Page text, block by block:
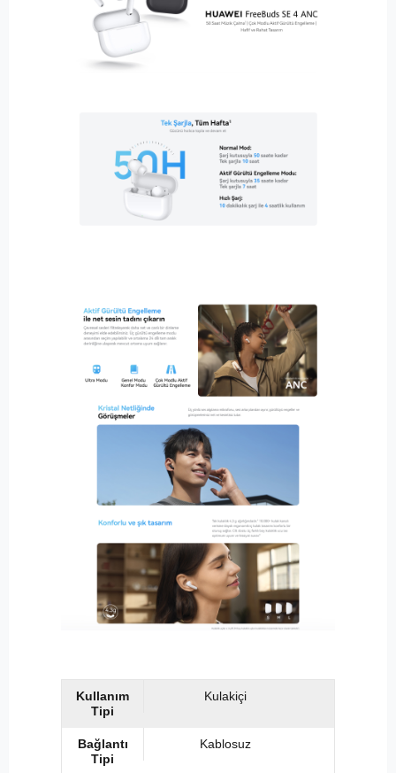
Kullanım
Tipi
Kulakiçi
Bağlantı
Tipi
Kablosuz